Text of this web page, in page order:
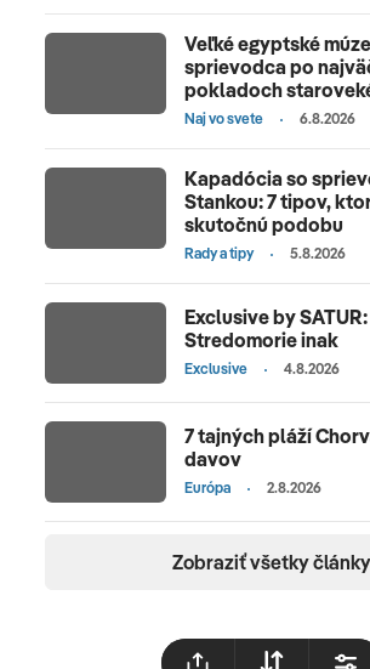
Veľké egyptské
sprievodca po
pokladoch
Naj vo svete 6.8.2026
Kapadócia so
Stankou: 7 tipov,
skutočnú podobu
Rady a tipy 5.8.2026
Exclusive by
Stredomorie inak
Exclusive 4.8.2026
7 tajných pláží
davov
Európa 2.8.2026
Zobraziť všetky články